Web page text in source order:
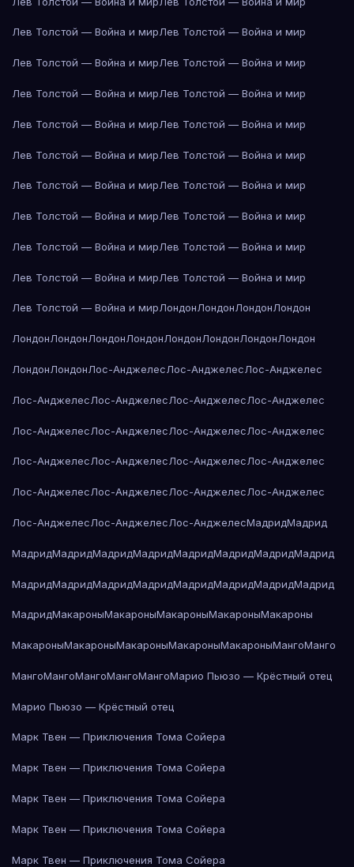
Лев Толстой — Война и мирЛев Толстой — Война и мир
Лев Толстой — Война и мирЛев Толстой — Война и мир
Лев Толстой — Война и мирЛев Толстой — Война и мир
Лев Толстой — Война и мирЛев Толстой — Война и мир
Лев Толстой — Война и мирЛев Толстой — Война и мир
Лев Толстой — Война и мирЛев Толстой — Война и мир
Лев Толстой — Война и мирЛев Толстой — Война и мир
Лев Толстой — Война и мирЛев Толстой — Война и мир
Лев Толстой — Война и мирЛев Толстой — Война и мир
Лев Толстой — Война и мирЛондонЛондонЛондонЛондон
ЛондонЛондонЛондонЛондонЛондонЛондонЛондонЛондон
ЛондонЛондонЛос-АнджелесЛос-АнджелесЛос-Анджелес
Лос-АнджелесЛос-АнджелесЛос-АнджелесЛос-Анджелес
Лос-АнджелесЛос-АнджелесЛос-АнджелесЛос-Анджелес
Лос-АнджелесЛос-АнджелесЛос-АнджелесЛос-Анджелес
Лос-АнджелесЛос-АнджелесЛос-АнджелесЛос-Анджелес
Лос-АнджелесЛос-АнджелесЛос-АнджелесМадридМадрид
МадридМадридМадридМадридМадридМадридМадридМадрид
МадридМадридМадридМадридМадридМадридМадридМадрид
МадридМакароныМакароныМакароныМакароныМакароны
МакароныМакароныМакароныМакароныМакароныМангоМанго
МангоМангоМангоМангоМангоМарио Пьюзо — Крёстный отец
Марио Пьюзо — Крёстный отец
Марк Твен — Приключения Тома Сойера
Марк Твен — Приключения Тома Сойера
Марк Твен — Приключения Тома Сойера
Марк Твен — Приключения Тома Сойера
Марк Твен — Приключения Тома Сойера